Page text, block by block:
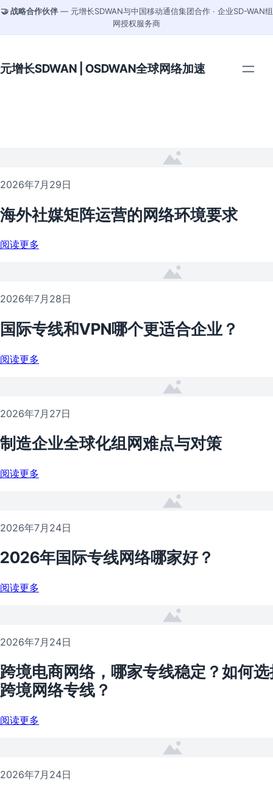
🤝 战略合作伙伴— 元增长SDWAN与中国移动通信集团合作 · 企业SD-WAN组
网授权服务商
元增长SDWAN | OSDWAN全球网络加速
2026年7月29日
海外社媒矩阵运营的网络环境要求
阅读更多
2026年7月28日
国际专线和VPN哪个更适合企业？
阅读更多
2026年7月27日
制造企业全球化组网难点与对策
阅读更多
2026年7月24日
2026年国际专线网络哪家好？
阅读更多
2026年7月24日
跨境电商网络，哪家专线稳定？如何
跨境网络专线？
阅读更多
2026年7月24日